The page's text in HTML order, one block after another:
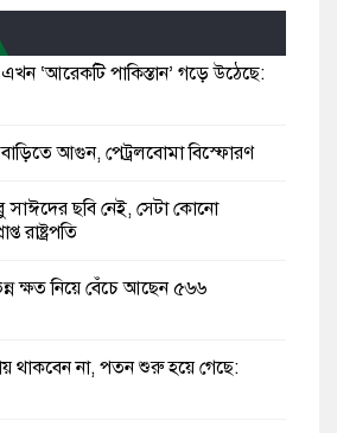
এখন ‘আরেকটি পাকিস্তান’ গড়ে উঠেছে:
আগুন, পেট্রলবোমা বিস্ফোরণ
সাঈদের ছবি নেই, সেটা কোনো
রাষ্ট্রপতি
ক্ষত নিয়ে বেঁচে আছেন ৫৬৬
থাকবেন না, পতন শুরু হয়ে গেছে: